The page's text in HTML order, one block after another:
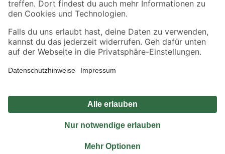
Alle Preisangaben in EUR inkl. gesetzl. MwSt.. Die dargestellten Angebote sind unter
Umständen nicht in allen Märkten verfügbar. Die angegebenen Verfügbarkeiten beziehen
Produkte nur solange der Vorrat reicht.
*Paketversand ab 59 € versandkostenfrei, gilt nicht für Artikel mit Speditionsversand, hier
Privatsphäre Impressum
Nutzungsbedingungen
Widerrufsrecht
Vertrag widerrufen
© 2026 toom Baumarkt GmbH